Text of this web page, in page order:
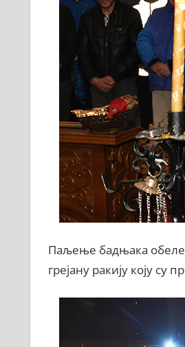
Паљење бадњака
грејану ракију коју